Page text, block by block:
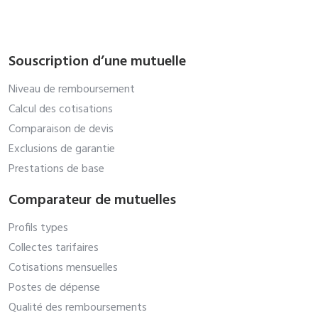
Souscription d’une mutuelle
Niveau de remboursement
Calcul des cotisations
Comparaison de devis
Exclusions de garantie
Prestations de base
Comparateur de mutuelles
Profils types
Collectes tarifaires
Cotisations mensuelles
Postes de dépense
Qualité des remboursements